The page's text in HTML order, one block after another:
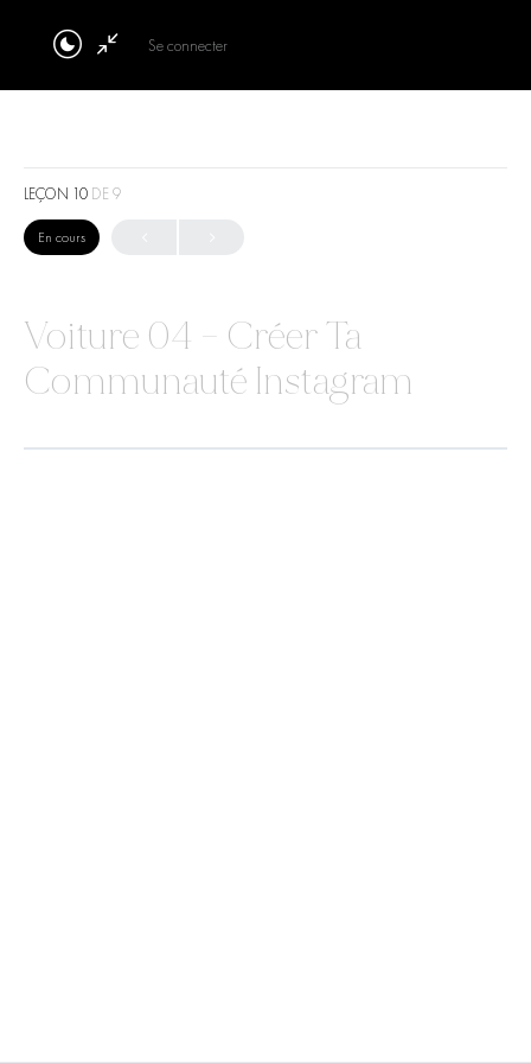
Se connecter
LEÇON 10 DE 9
En cours
Voiture 04 – Créer Ta
Communauté Instagram